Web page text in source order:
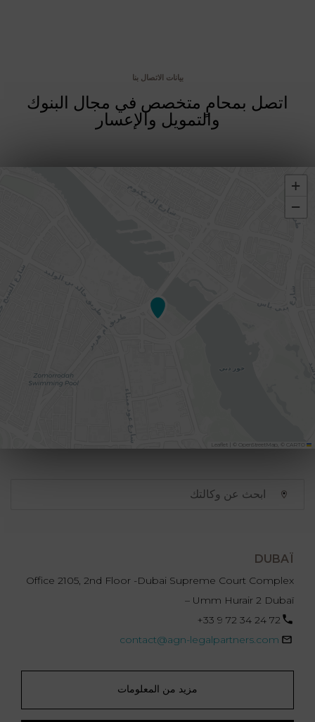
بيانات الاتصال بنا
اتصل بمحامٍ متخصص في مجال البنوك
والتمويل والإعسار
DUBAÏ
Office 2105, 2nd Floor -Dubai Supreme Court Complex
– Umm Hurair 2 Dubaï
‪+33 9 72 34 24 72‬
contact@agn-legalpartners.com
مزيد من المعلومات
+
−
OpenStreetMap CARTO